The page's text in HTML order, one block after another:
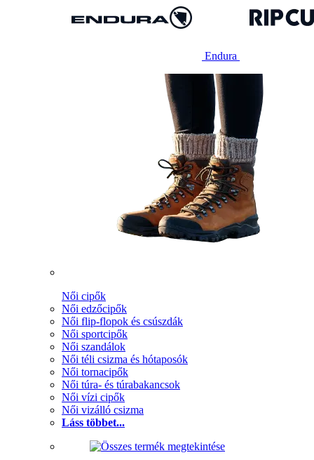
Endura
Női cipők
Női edzőcipők
Női flip-flopok és csúszdák
Női sportcipők
Női szandálok
Női téli csizma és hótaposók
Női tornacipők
Női túra- és túrabakancsok
Női vízi cipők
Női vizálló csizma
Láss többet...